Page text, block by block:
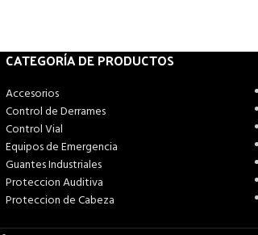
CATEGORÍA DE PRODUCTOS
Accesorios
Control de Derrames
Control Vial
Equipos de Emergencia
Guantes Industriales
Proteccion Auditiva
Proteccion de Cabeza